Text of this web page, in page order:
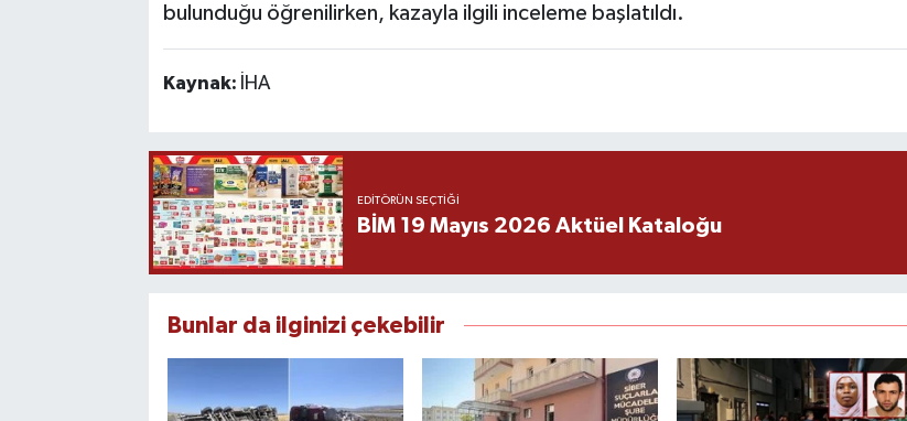
bulunduğu öğrenilirken, kazayla ilgili inceleme başlatıldı.
Kaynak: İHA
EDITÖRÜN SEÇTIĞI
BİM 19 Mayıs 2026 Aktüel Kataloğu
Bunlar da ilginizi çekebilir